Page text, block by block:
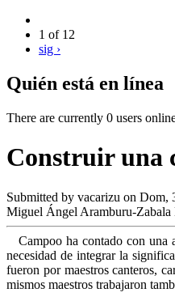
1 of 12
sig ›
Quién está en línea
There are currently 0 users
Construir una
Submitted by vacarizu on Dom,
Miguel Ángel Aramburu-Zabala
Campoo ha contado con una
necesidad de integrar la
fueron por maestros canteros,
mismos maestros trabajaron